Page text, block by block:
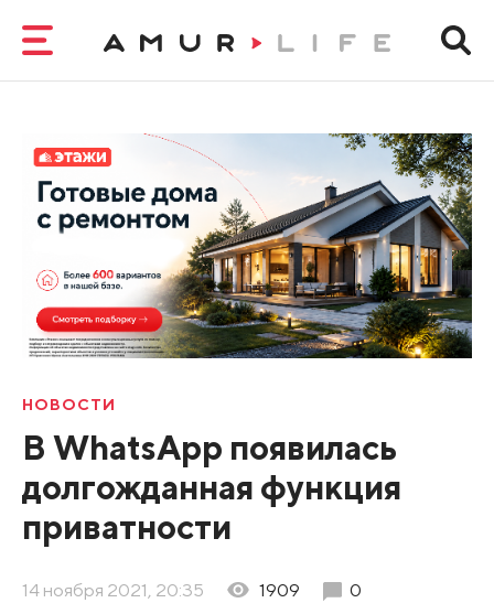
НОВОСТИ
В WhatsApp появилась
долгожданная функция
приватности
14 ноября 2021, 20:35 1909 0